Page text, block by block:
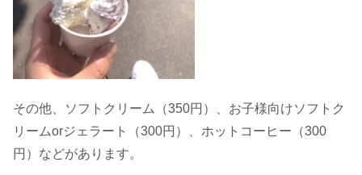
その他、ソフトクリーム（350円）、お子様向けソフトク
リームorジェラート（300円）、ホットコーヒー（300
円）などがあります。